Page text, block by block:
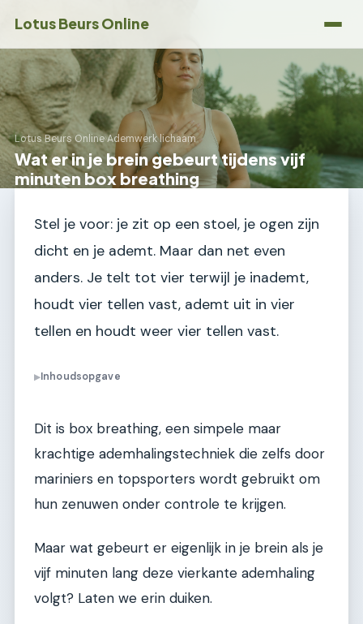
Lotus Beurs Online
Lotus Beurs Online›Ademwerk lichaam
Wat er in je brein gebeurt tijdens vijf
minuten box breathing
Stel je voor: je zit op een stoel, je ogen zijn
dicht en je ademt. Maar dan net even
anders. Je telt tot vier terwijl je inademt,
houdt vier tellen vast, ademt uit in vier
tellen en houdt weer vier tellen vast.
▶Inhoudsopgave
Dit is box breathing, een simpele maar
krachtige ademhalingstechniek die zelfs door
mariniers en topsporters wordt gebruikt om
hun zenuwen onder controle te krijgen.
Maar wat gebeurt er eigenlijk in je brein als je
vijf minuten lang deze vierkante ademhaling
volgt? Laten we erin duiken.